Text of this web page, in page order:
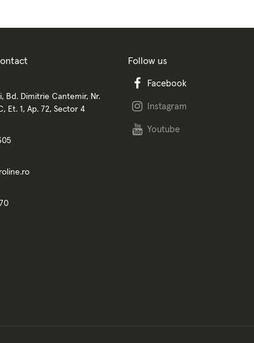
Bd. Dimitrie Cantemir, Nr.
Et. 1, Ap. 72, Sector 4
Follow us
Facebook
Instagram
Youtube